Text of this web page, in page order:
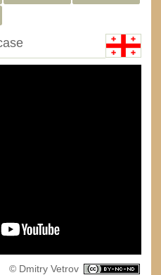
© Dmitry Vetrov